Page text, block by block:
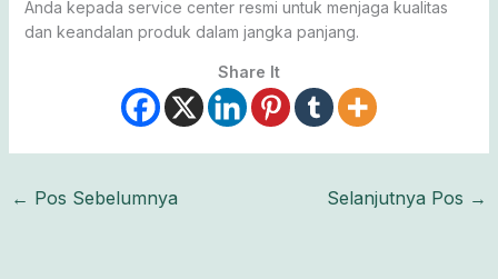
Anda kepada service center resmi untuk menjaga kualitas
dan keandalan produk dalam jangka panjang.
Share It
← Pos Sebelumnya Selanjutnya Pos →